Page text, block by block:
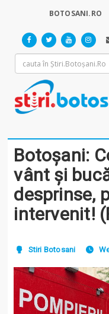
BOTOSANI.RO
Botoșani:
vânt și
desprinse,
intervenit!
Stiri Botosani